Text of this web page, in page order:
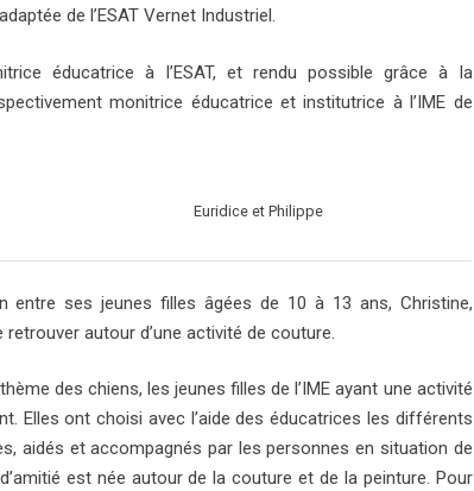
de l’ESAT Vernet Industriel.
éducatrice à l’ESAT, et rendu possible grâce à la
monitrice éducatrice et institutrice à l’IME de
Euridice et Philippe
entre ses jeunes filles âgées de 10 à 13 ans, Christine,
autour d’une activité de couture.
des chiens, les jeunes filles de l’IME ayant une activité
Elles ont choisi avec l’aide des éducatrices les différents
aidés et accompagnés par les personnes en situation de
est née autour de la couture et de la peinture. Pour